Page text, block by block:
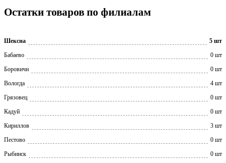
Остатки товаров по филиалам
Шексна
5 шт
Бабаево
0 шт
Боровичи
0 шт
Вологда
4 шт
Грязовец
0 шт
Кадуй
0 шт
Кириллов
3 шт
Пестово
0 шт
Рыбинск
0 шт